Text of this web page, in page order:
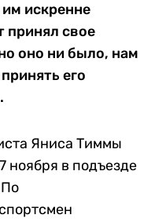
искренне
принял свое
оно ни было, нам
его
Яниса Тиммы
ноября в подъезде